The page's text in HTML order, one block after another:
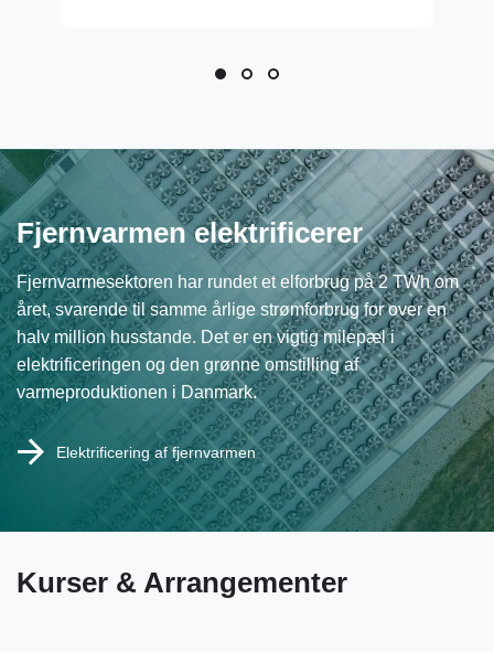
Fjernvarmen elektrificerer
Fjernvarmesektoren har rundet et elforbrug på 2 TWh om
året, svarende til samme årlige strømforbrug for over en
halv million husstande. Det er en vigtig milepæl i
elektrificeringen og den grønne omstilling af
varmeproduktionen i Danmark.
Elektrificering af fjernvarmen
Kurser & Arrangementer